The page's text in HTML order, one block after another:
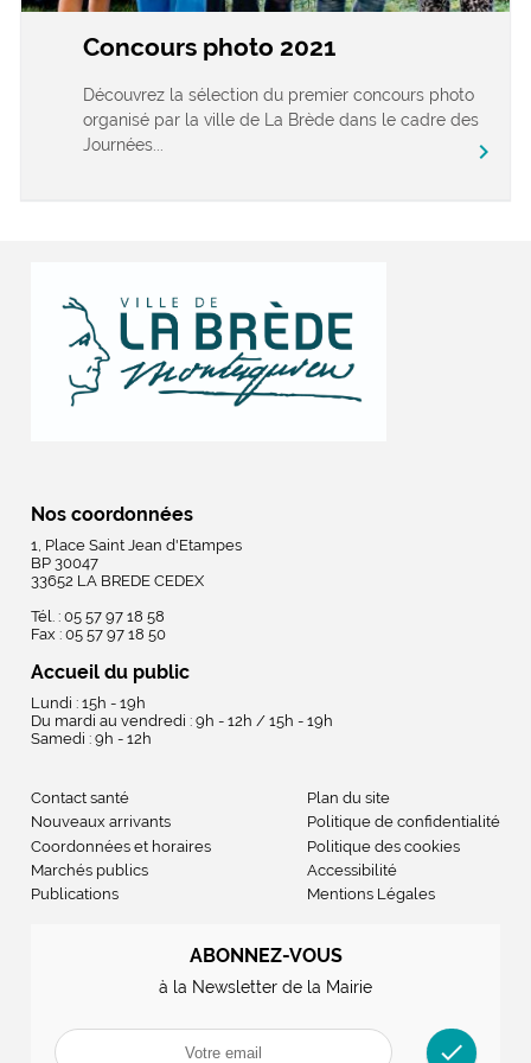
Concours photo 2021
Découvrez la sélection du premier concours photo
organisé par la ville de La Brède dans le cadre des
Journées...
chevron_right
Nos coordonnées
1, Place Saint Jean d'Etampes
BP 30047
33652 LA BREDE CEDEX
Tél. : 05 57 97 18 58
Fax : 05 57 97 18 50
Accueil du public
Lundi : 15h - 19h
Du mardi au vendredi : 9h - 12h / 15h - 19h
Samedi : 9h - 12h
Contact santé
Nouveaux arrivants
Coordonnées et horaires
Marchés publics
Publications
Plan du site
Politique de confidentialité
Politique des cookies
Accessibilité
Mentions Légales
ABONNEZ-VOUS
à la Newsletter de la Mairie
check